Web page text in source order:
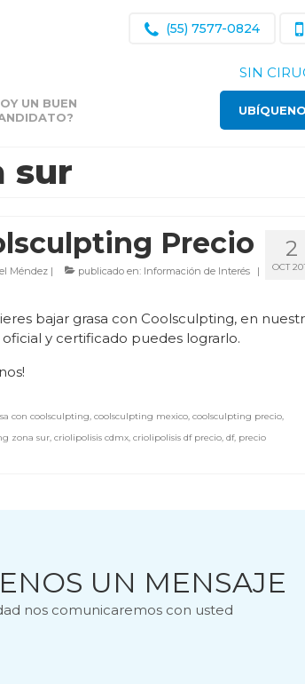
(55) 7577-0824
SIN
UN BUEN
sur
2
OCT
Precio
Méndez | publicado en: Información de Interés
|
bajar grasa con Coolsculpting, en
y certificado puedes lograrlo.
con coolsculpting,coolsculpting mexico,coolsculpting precio,
zona sur,criolipolisis cdmx,criolipolisis df precio,df, precio
UN MENSAJE
nos comunicaremos con usted